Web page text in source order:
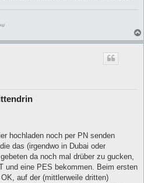
hochladen noch per PN senden
das (irgendwo in Dubai oder
da noch mal drüber zu gucken,
und eine PES bekommen. Beim ersten
auf der (mittlerweile dritten)